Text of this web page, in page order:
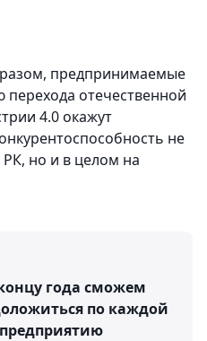
предпринимаемые
отечественной
4.0 окажут
не
но и в целом на
года сможем
по каждой